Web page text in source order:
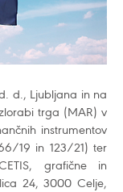
d., Ljubljana in na
trga (MAR) v
instrumentov
19 in 123/21) ter
grafične in
24, 3000 Celje,